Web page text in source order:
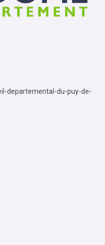
departemental-du-puy-de-